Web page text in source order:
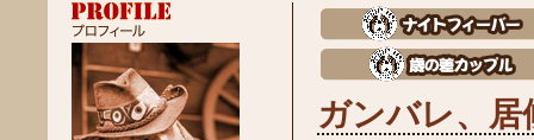
ガンバレ、